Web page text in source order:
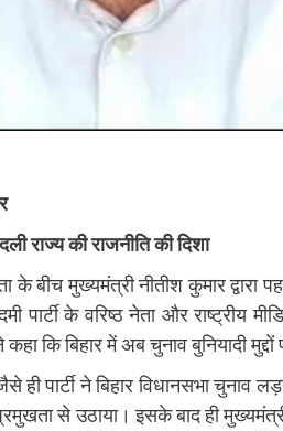
राज्य की राजनीति की दिशा
के बीच मुख्यमंत्री नीतीश कुमार
के वरिष्ठ नेता और राष्ट्रीय
कि बिहार में अब चुनाव बुनियादी मुद्दों
ही पार्टी ने बिहार विधानसभा चुनाव
से उठाया। इसके बाद ही